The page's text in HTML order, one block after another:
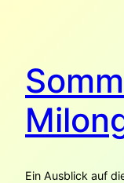
Ein Ausblick auf